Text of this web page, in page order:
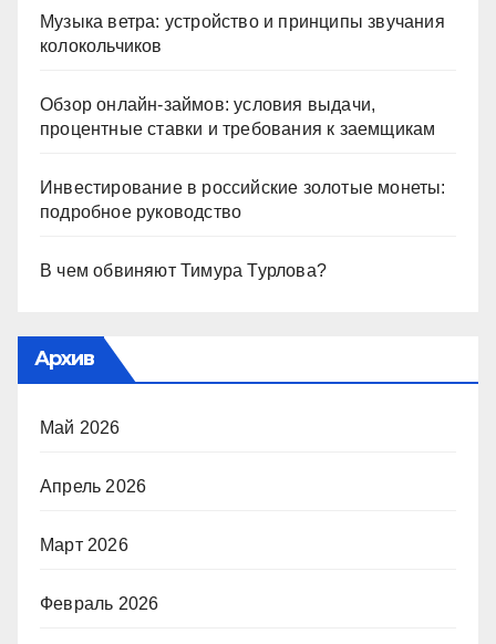
Музыка ветра: устройство и принципы звучания
колокольчиков
Обзор онлайн-займов: условия выдачи,
процентные ставки и требования к заемщикам
Инвестирование в российские золотые монеты:
подробное руководство
В чем обвиняют Тимура Турлова?
Архив
Май 2026
Апрель 2026
Март 2026
Февраль 2026